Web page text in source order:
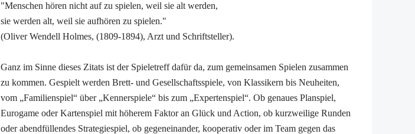
"Menschen hören nicht auf zu spielen, weil sie alt werden,
sie werden alt, weil sie aufhören zu spielen."
(Oliver Wendell Holmes, (1809-1894), Arzt und Schriftsteller).
Ganz im Sinne dieses Zitats ist der Spieletreff dafür da, zum gemeinsamen Spielen zusammen
zu kommen. Gespielt werden Brett- und Gesellschaftsspiele, von Klassikern bis Neuheiten,
vom „Familienspiel“ über „Kennerspiele“ bis zum „Expertenspiel“. Ob genaues Planspiel,
Eurogame oder Kartenspiel mit höherem Faktor an Glück und Action, ob kurzweilige Runden
oder abendfüllendes Strategiespiel, ob gegeneinander, kooperativ oder im Team gegen das